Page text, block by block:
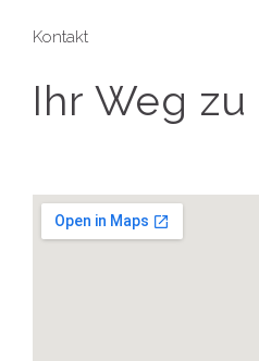
Kontakt
Ihr Weg zu